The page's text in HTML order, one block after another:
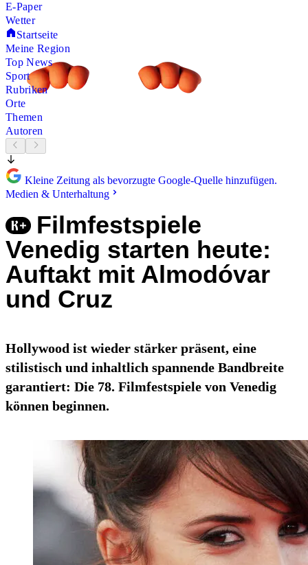
E-Paper
Wetter
Startseite
Meine Region
Top News
Sport
Rubriken
Orte
Themen
Autoren
Kleine Zeitung als bevorzugte Google-Quelle hinzufügen.
Medien & Unterhaltung
Filmfestspiele
Venedig starten heute:
Auftakt mit Almodóvar
und Cruz
Hollywood ist wieder stärker präsent, eine
stilistisch und inhaltlich spannende Bandbreite
garantiert: Die 78. Filmfestspiele von Venedig
können beginnen.